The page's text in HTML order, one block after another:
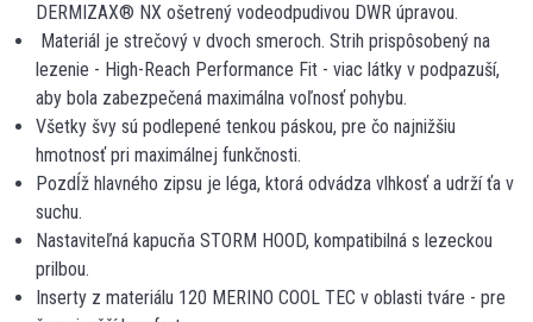
DERMIZAX® NX ošetrený vodeodpudivou DWR úpravou.
Materiál je strečový v dvoch smeroch. Strih prispôsobený na
lezenie - High-Reach Performance Fit - viac látky v podpazuší,
aby bola zabezpečená maximálna voľnosť pohybu.
Všetky švy sú podlepené tenkou páskou, pre čo najnižšiu
hmotnosť pri maximálnej funkčnosti.
Pozdĺž hlavného zipsu je léga, ktorá odvádza vlhkosť a udrží ťa v
suchu.
Nastaviteľná kapucňa STORM HOOD, kompatibilná s lezeckou
prilbou.
Inserty z materiálu 120 MERINO COOL TEC v oblasti tváre - pre